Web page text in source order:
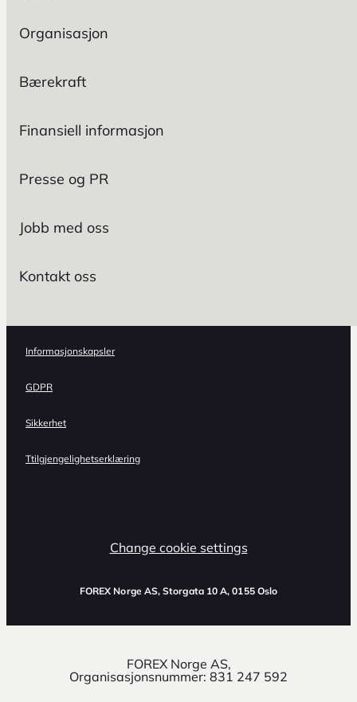
Organisasjon
Bærekraft
Finansiell informasjon
Presse og PR
Jobb med oss
Kontakt oss
Informasjonskapsler
GDPR
Sikkerhet
Ttilgjengelighetserklæring
Change cookie settings
FOREX Norge AS, Storgata 10 A, 0155 Oslo
FOREX Norge AS,
Organisasjonsnummer: 831 247 592